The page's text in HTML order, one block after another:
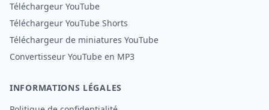
Téléchargeur YouTube
Téléchargeur YouTube Shorts
Téléchargeur de miniatures YouTube
Convertisseur YouTube en MP3
INFORMATIONS LÉGALES